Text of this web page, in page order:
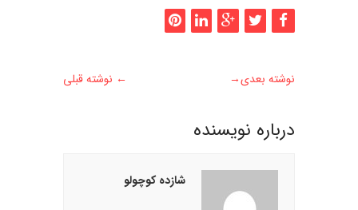
← نوشته قبلی نوشته بعدی→
درباره نويسنده
شازده کوچولو